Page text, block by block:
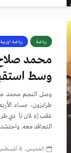
رياضة رياضة اوربية
محمد
وسط
وصل النجم محمد
طرابزون، مساء
عقب إعلان نادي
التعاقد معه.
الخميس، 6 أغسطس 2026، 6:46 ص